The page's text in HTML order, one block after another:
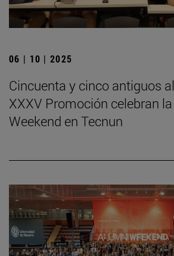
06 | 10 | 2025
Cincuenta y cinco antiguos
XXXV Promoción celebran
Weekend en Tecnun